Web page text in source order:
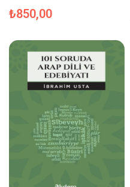
₺850,00